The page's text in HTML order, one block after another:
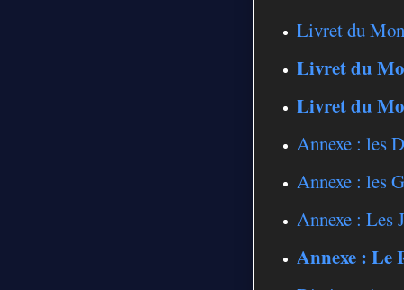
Livret du
Livret du
Livret du
Annexe : les
Annexe : les
Annexe : Les
Annexe : Le